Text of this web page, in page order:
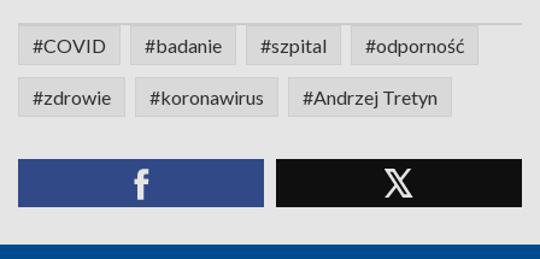
#COVID #badanie #szpital #odporność
#zdrowie #koronawirus #Andrzej Tretyn